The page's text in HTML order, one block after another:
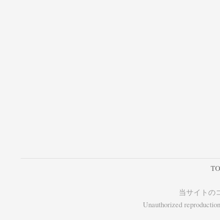
当サイトの
Unauthorized